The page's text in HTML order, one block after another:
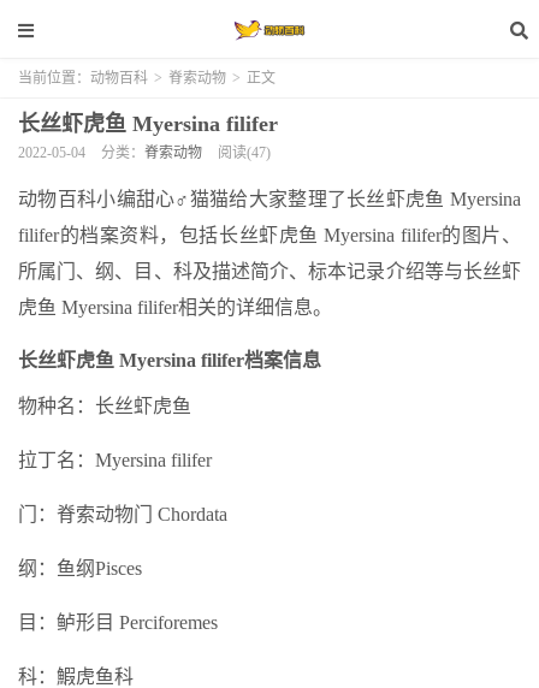
当前位置： 动物百科 > 脊索动物 > 正文
长丝虾虎鱼 Myersina filifer
2022-05-04 分类： 脊索动物 阅读(47)
动物百科小编甜心♂猫猫给大家整理了长丝虾虎鱼 Myersina
filifer的档案资料，包括长丝虾虎鱼 Myersina filifer的图片、
所属门、纲、目、科及描述简介、标本记录介绍等与长丝虾
虎鱼 Myersina filifer相关的详细信息。
长丝虾虎鱼 Myersina filifer档案信息
物种名：长丝虾虎鱼
拉丁名：Myersina filifer
门：脊索动物门 Chordata
纲：鱼纲Pisces
目：鲈形目 Perciforemes
科：鰕虎鱼科